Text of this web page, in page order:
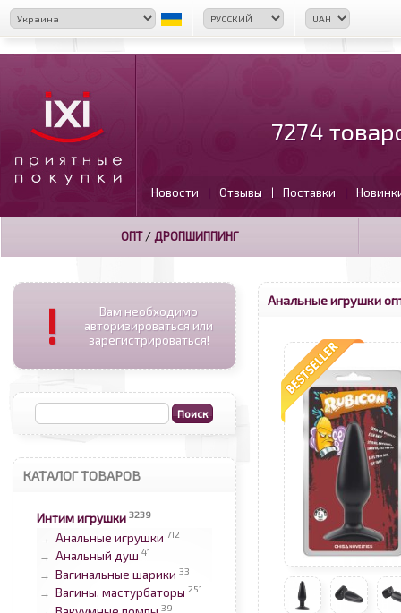
7274
Новости | Отзывы | Поставки |
ОПТ/ ДРОПШИППИНГ
!
Вам необходимо
авторизироваться или
зарегистрироваться!
КАТАЛОГ ТОВАРОВ
Интим игрушки 3239
→ Анальные игрушки 712
→ Анальный душ 41
→ Вагинальные шарики 33
→ Вагины, мастурбаторы 251
39
Анальные игрушки